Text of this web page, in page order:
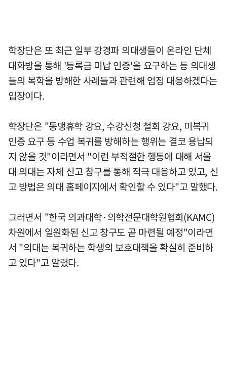
학장단은 또 최근 일부 강경파 의대생들이 온라인 단체
대화방을 통해 '등록금 미납 인증'을 요구하는 등 의대생
들의 복학을 방해한 사례들과 관련해 엄정 대응하겠다는
입장이다.
학장단은 "동맹휴학 강요, 수강신청 철회 강요, 미복귀
인증 요구 등 수업 복귀를 방해하는 행위는 결코 용납되
지 않을 것"이라면서 "이런 부적절한 행동에 대해 서울
대 의대는 자체 신고 창구를 통해 적극 대응하고 있고, 신
고 방법은 의대 홈페이지에서 확인할 수 있다"고 말했다.
그러면서 "한국 의과대학·의학전문대학원협회(KAMC)
차원에서 일원화된 신고 창구도 곧 마련될 예정"이라면
서 "의대는 복귀하는 학생의 보호대책을 확실히 준비하
고 있다"고 알렸다.